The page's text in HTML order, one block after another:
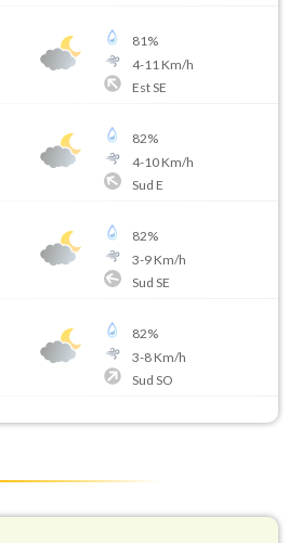
81%
4-11 Km/h
Est SE
82%
4-10Km/h
Sud E
82%
3-9Km/h
Sud SE
82%
3-8Km/h
Sud SO